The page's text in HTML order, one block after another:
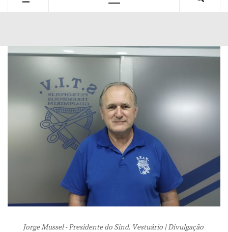
Jorge Mussel - Presidente do Sind. Vestuário | Divulgação